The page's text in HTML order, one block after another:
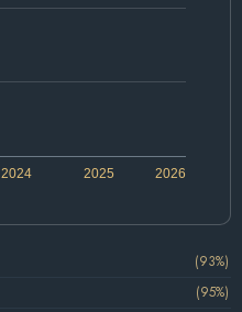
2024 2026
2025
(93%)
(95%)